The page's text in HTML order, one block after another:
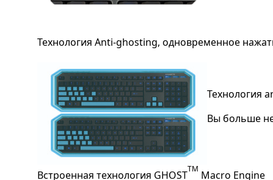
Технология Anti-ghosting, одновременное
Технология
Вы больше не
Встроенная технология GHOSTTM Macro Engine